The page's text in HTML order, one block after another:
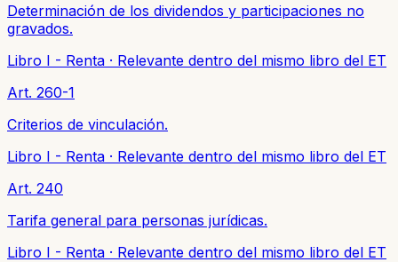
Determinación de los dividendos y participaciones no
gravados.
Libro I - Renta · Relevante dentro del mismo libro del ET
Art. 260-1
Criterios de vinculación.
Libro I - Renta · Relevante dentro del mismo libro del ET
Art. 240
Tarifa general para personas jurídicas.
Libro I - Renta · Relevante dentro del mismo libro del ET